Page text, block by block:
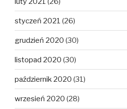
styczeń 2021 (26)
grudzień 2020 (30)
listopad 2020 (30)
październik 2020 (31)
wrzesień 2020 (28)